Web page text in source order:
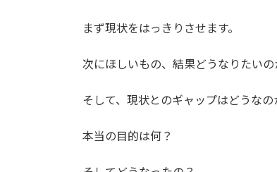
まず現状をはっきりさせます。
次にほしいもの、結果どうなりたいの
そして、現状とのギャップはどうなの
本当の目的は何？